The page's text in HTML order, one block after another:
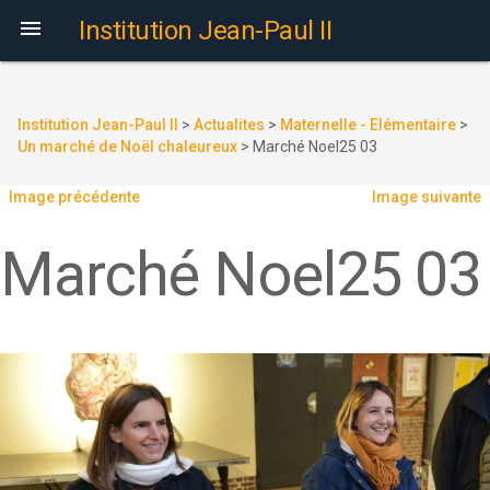
 Institution Jean-Paul II
Institution Jean-Paul II > Actualites > Maternelle - Elémentaire >
Un marché de Noël chaleureux > Marché Noel25 03
Image précédente Image suivante
Marché Noel25 03